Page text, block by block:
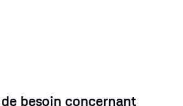
besoin concernant